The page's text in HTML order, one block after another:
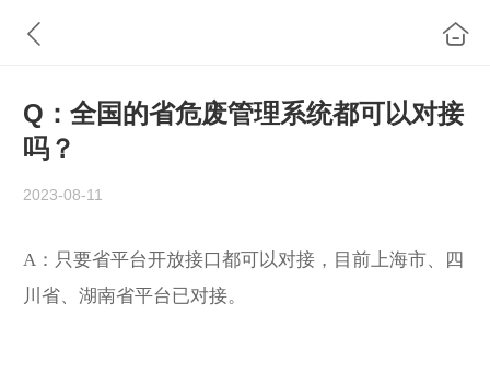
Q：全国的省危废管理系统都可以对接
吗？
2023-08-11
A：只要省平台开放接口都可以对接，目前上海市、四
川省、湖南省平台已对接。